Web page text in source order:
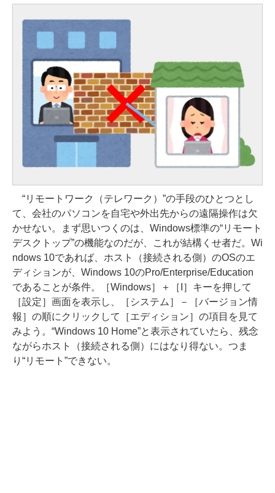
“リモートワーク（テレワーク）”の手段のひとつとし
て、会社のパソコンを自宅や外出先からの遠隔操作は欠
かせない。まず思いつくのは、Windows標準の“リモート
デスクトップ”の機能なのだが、これが結構くせ者だ。Wi
ndows 10であれば、ホスト（接続される側）のOSのエ
ディションが、Windows 10のPro/Enterprise/Education
であることが条件。［Windows］＋［I］キーを押して
［設定］画面を表示し、［システム］－［バージョン情
報］の順にクリックして［エディション］の項目を見て
みよう。“Windows 10 Home”と表示されていたら、残念
ながらホスト（接続される側）にはなり得ない。つま
り“リモート”できない。